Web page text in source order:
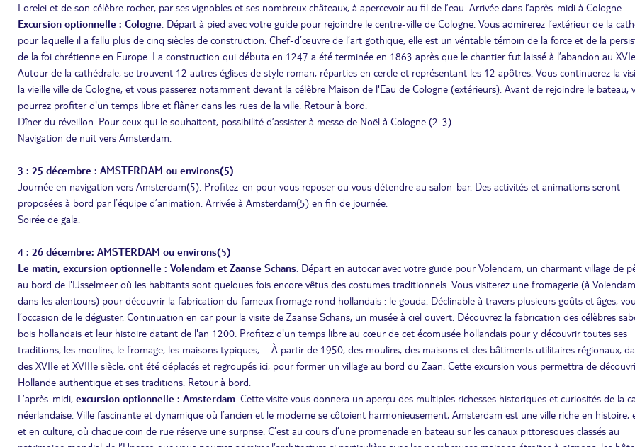
Lorelei et de son célèbre rocher, par ses vignobles et ses nombreux châteaux, à apercevoir au fil de l’eau. Arrivée dans l’après-midi à Cologne.
Excursion optionnelle : Cologne . Départ à pied avec votre guide pour rejoindre le centre-ville de Cologne. Vous admirerez l’extérieur de la
pour laquelle il a fallu plus de cinq siècles de construction. Chef-d’œuvre de l’art gothique, elle est un véritable témoin de la force et de la
de la foi chrétienne en Europe. La construction qui débuta en 1247 a été terminée en 1863 après que le chantier fut laissé à l’abandon au XVIe
Autour de la cathédrale, se trouvent 12 autres églises de style roman, réparties en cercle et représentant les 12 apôtres. Vous continuerez la
la vieille ville de Cologne, et vous passerez notamment devant la célèbre Maison de l'Eau de Cologne (extérieurs). Avant de rejoindre le bateau,
pourrez profiter d'un temps libre et flâner dans les rues de la ville. Retour à bord.
Dîner du réveillon. Pour ceux qui le souhaitent, possibilité d’assister à messe de Noël à Cologne (2-3).
Navigation de nuit vers Amsterdam.
3 : 25 décembre : AMSTERDAM ou environs(5)
Journée en navigation vers Amsterdam(5). Profitez-en pour vous reposer ou vous détendre au salon-bar. Des activités et animations seront
proposées à bord par l’équipe d’animation. Arrivée à Amsterdam(5) en fin de journée.
Soirée de gala.
4 : 26 décembre: AMSTERDAM ou environs(5)
Le matin, excursion optionnelle : Volendam et Zaanse Schans . Départ en autocar avec votre guide pour Volendam, un charmant village de
au bord de l'IJsselmeer où les habitants sont quelques fois encore vêtus des costumes traditionnels. Vous visiterez une fromagerie (à
dans les alentours) pour découvrir la fabrication du fameux fromage rond hollandais : le gouda. Déclinable à travers plusieurs goûts et âges,
l’occasion de le déguster. Continuation en car pour la visite de Zaanse Schans, un musée à ciel ouvert. Découvrez la fabrication des célèbres
bois hollandais et leur histoire datant de l'an 1200. Profitez d'un temps libre au cœur de cet écomusée hollandais pour y découvrir toutes ses
traditions, les moulins, le fromage, les maisons typiques, … À partir de 1950, des moulins, des maisons et des bâtiments utilitaires régionaux,
des XVIIe et XVIIIe siècle, ont été déplacés et regroupés ici, pour former un village au bord du Zaan. Cette excursion vous permettra de
Hollande authentique et ses traditions. Retour à bord.
L’après-midi, excursion optionnelle : Amsterdam . Cette visite vous donnera un aperçu des multiples richesses historiques et curiosités de la
néerlandaise. Ville fascinante et dynamique où l’ancien et le moderne se côtoient harmonieusement, Amsterdam est une ville riche en histoire,
et en culture, où chaque coin de rue réserve une surprise. C’est au cours d’une promenade en bateau sur les canaux pittoresques classés au